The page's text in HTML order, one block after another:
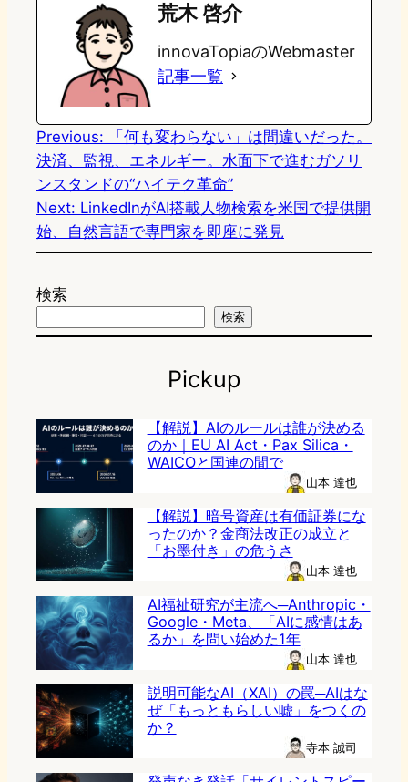
o
d
o
n
s
k
o
k
a
荒木 啓介
innovaTopiaのWebmaster
記事一覧
Previous:
「何も変わらない」は間違いだった。
決済、監視、エネルギー。水面下で進むガソリ
ンスタンドの“ハイテク革命”
Next: LinkedInがAI搭載人物検索を米国で提供開
始、自然言語で専門家を即座に発見
検索
検索
Pickup
【解説】AIのルールは誰が決める
のか｜EU AI Act・Pax Silica・
WAICOと国連の間で
山本 達也
【解説】暗号資産は有価証券にな
ったのか？金商法改正の成立と
「お墨付き」の危うさ
山本 達也
AI福祉研究が主流へ─Anthropic・
Google・Meta、「AIに感情はあ
るか」を問い始めた1年
山本 達也
説明可能なAI（XAI）の罠─AIはな
ぜ「もっともらしい嘘」をつくの
か？
寺本 誠司